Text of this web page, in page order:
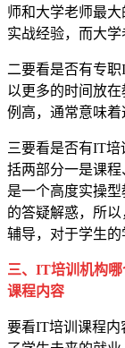
师和大学老师最
实战经验，而大学
二要看是否有专
以更多的时间放
例高，通常意味着
三要看是否有IT
括两部分一是课
是一个高度实操
的答疑解惑，所
辅导，对于学生的
三、IT培训机构
课程内容
要看IT培训课程内